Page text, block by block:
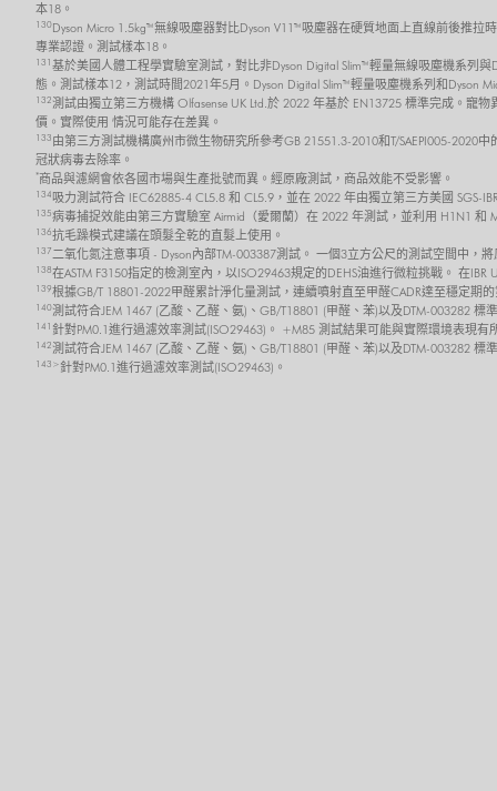
本18。
130Dyson Micro 1.5kg™ 無線吸塵器對比Dyson V11™吸塵器在硬質地面上直線前後推
專業認證。測試樣本18。
131 基於美國人體工程學實驗室測試，對比非Dyson Digital Slim™ 輕量無線吸塵機系列
態。測試樣本12，測試時間2021年5月。Dyson Digital Slim™ 輕量吸塵機系列和Dyson
132 測試由獨立第三方機構 Olfasense UK Ltd.於 2022 年基於 EN13725 標準完成。
價。實際使用 情況可能存在差異。
133 由第三方測試機構廣州市微生物研究所參考GB 21551.3-2010和T/SAEPI005-
冠狀病毒去除率。
*商品與濾網會依各國市場與生產批號而異。經原廠測試，商品效能不受影響。
134 吸力測試符合 IEC62885-4 CL5.8 和 CL5.9，並在 2022 年由獨立第三方美國
135病毒捕捉效能由第三方實驗室 Airmid（愛爾蘭）在 2022 年測試，並利用 H1N1 和
136抗毛躁模式建議在頭髮全乾的直髮上使用。
137二氧化氮注意事項 - Dyson內部TM-003387測試。 一個3立方公尺的測試空間中，
138在ASTM F3150指定的檢測室內，以ISO29463規定的DEHS油進行微粒挑戰。 在
139根據GB/T 18801-2022甲醛累計淨化量測試，連續噴射直至甲醛CADR達至穩定期
140測試符合JEM 1467 (乙酸、乙醛、氨)、GB/T18801 (甲醛、苯)以及DTM-003282
141 針對PM0.1進行過濾效率測試(ISO29463)。 +M85 測試結果可能與實際環境表現有
142 測試符合JEM 1467 (乙酸、乙醛、氨)、GB/T18801 (甲醛、苯)以及DTM-003282 標
143> 針對PM0.1進行過濾效率測試(ISO29463)。